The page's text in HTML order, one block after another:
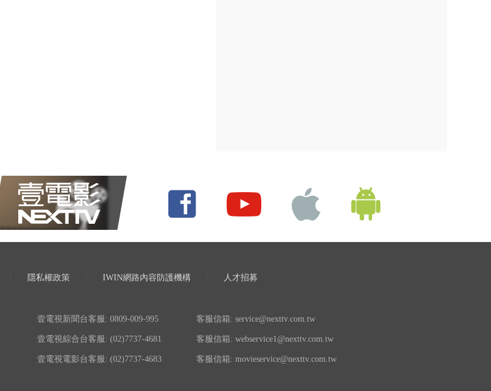
隱私權政策 IWIN網路內容防護機構 人才招募
壹電視新聞台客服: 0809-009-995 客服信箱: service@nexttv.com.tw
壹電視綜合台客服: (02)7737-4681 客服信箱: webservice1@nexttv.com.tw
壹電視電影台客服: (02)7737-4683 客服信箱: movieservice@nexttv.com.tw